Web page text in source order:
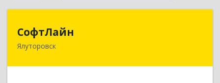
СофтЛайн
Ялуторовск627010, Тюменская обл, Ялуторовский р-н,